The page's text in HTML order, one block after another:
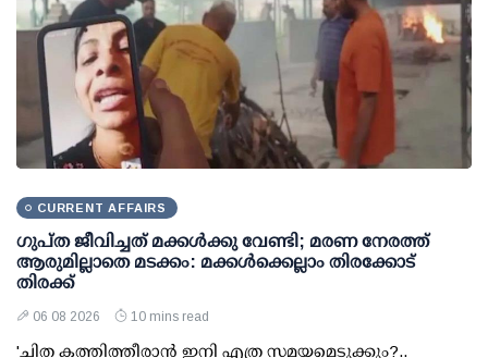
CURRENT AFFAIRS
ഗുപ്ത ജീവിച്ചത് മക്കള്‍ക്കു വേണ്ടി; മരണ നേരത്ത്
ആരുമില്ലാതെ മടക്കം: മക്കള്‍ക്കെല്ലാം തിരക്കോട്
തിരക്ക്
06 08 2026 10 mins read
'ചിത കത്തിത്തീരാന്‍ ഇനി എത്ര സമയമെടുക്കും?..